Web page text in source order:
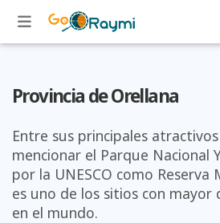
Provincia de Orellana
Entre sus principales
mencionar el Parque Nacional
por la UNESCO como
es uno de los sitios con mayor
en el mundo.